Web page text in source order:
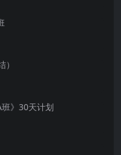
》30天计划